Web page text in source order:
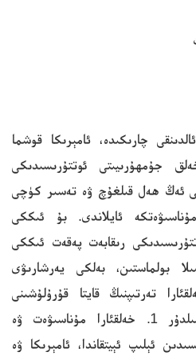
چارىكىدە، ئامېرىكا قوشما
جۇمھۇرىيىتى ئوتتۇرىسىدىكى
ئەڭ ھەل قىلغۇچ ۋە تەسىر كۈچى
ئايلاندى. بۇ ئىككى
رىقابەت پەقەت ئىككى
بولماستىن، بەلكى يەرشارىۋى
تەرتىپنىڭ قايتا قۇرۇلۇشىنى
بەلگىلەيدىغان ئاساسلىق ئامىلدۇر 1. خەلقئارا مۇناسىۋەت ۋە
ئېلىپ ئېيتقاندا، ئامېرىكا ۋە